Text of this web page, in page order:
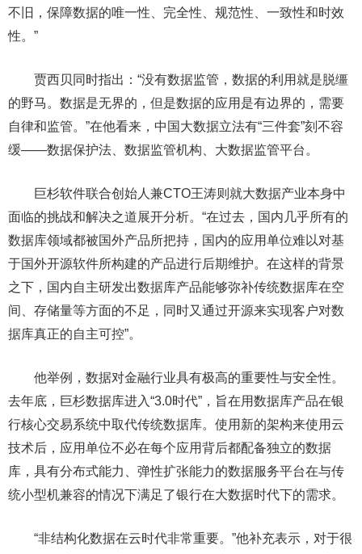
不旧，保障数据的唯一性、完全性、规范性、一致性和时效
性。”
贾西贝同时指出：“没有数据监管，数据的利用就是脱缰
的野马。数据是无界的，但是数据的应用是有边界的，需要
自律和监管。”在他看来，中国大数据立法有“三件套”刻不容
缓——数据保护法、数据监管机构、大数据监管平台。
巨杉软件联合创始人兼CTO王涛则就大数据产业本身中
面临的挑战和解决之道展开分析。“在过去，国内几乎所有的
数据库领域都被国外产品所把持，国内的应用单位难以对基
于国外开源软件所构建的产品进行后期维护。在这样的背景
之下，国内自主研发出数据库产品能够弥补传统数据库在空
间、存储量等方面的不足，同时又通过开源来实现客户对数
据库真正的自主可控”。
他举例，数据对金融行业具有极高的重要性与安全性。
去年底，巨杉数据库进入“3.0时代”，旨在用数据库产品在银
行核心交易系统中取代传统数据库。使用新的架构来使用云
技术后，应用单位不必在每个应用背后都配备独立的数据
库，具有分布式能力、弹性扩张能力的数据服务平台在与传
统小型机兼容的情况下满足了银行在大数据时代下的需求。
“非结构化数据在云时代非常重要。”他补充表示，对于很